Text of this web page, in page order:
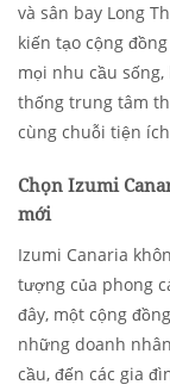
và sân bay Long
kiến tạo cộng
mọi nhu cầu
thống trung tâm
cùng chuỗi tiện
Chọn Izumi
mới
Izumi Canaria
tượng của phong
đây, một cộng
những doanh
cầu, đến các gia